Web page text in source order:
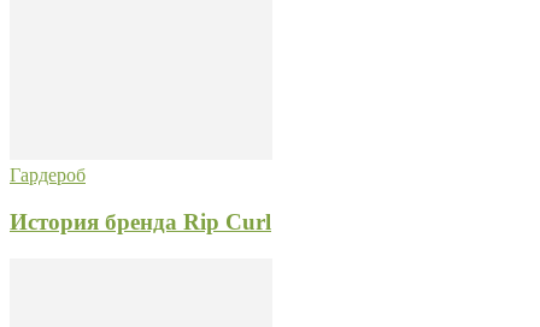
Гардероб
История бренда Rip Curl